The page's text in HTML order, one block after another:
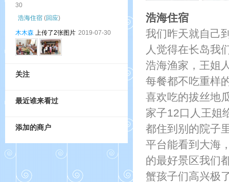
30
浩海住宿 (回应)
木木森 上传了2张图片 2019-07-30
关注
最近谁来看过
添加的商户
浩海住宿
我们昨天就自己
人觉得在长岛我
浩海渔家，王姐
每餐都不吃重样
喜欢吃的拔丝地
家子12口人王姐
都住到别的院子
平台能看到大海
的最好景区我们
蟹孩子们高兴极